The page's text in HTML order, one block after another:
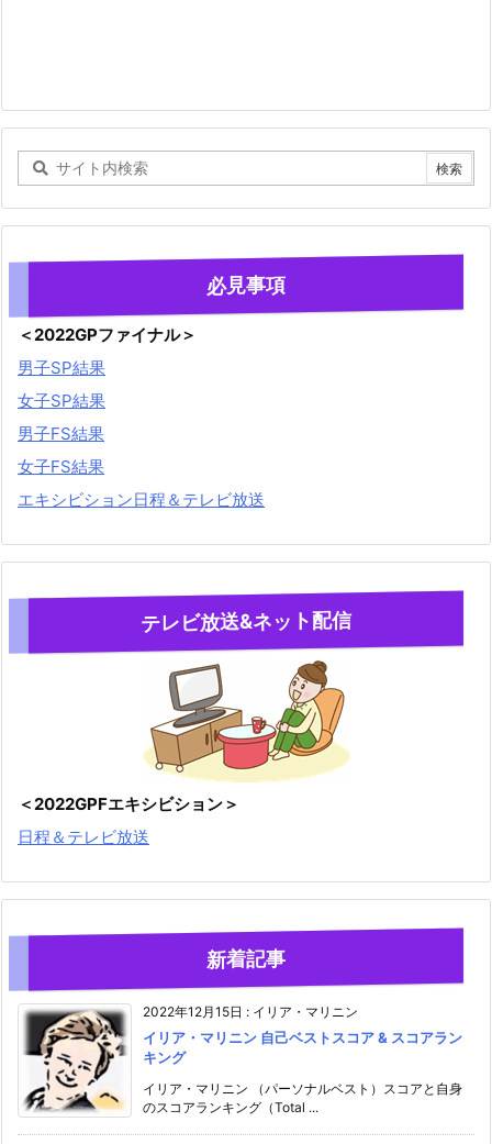
必見事項
＜2022GPファイナル＞
男子SP結果
女子SP結果
男子FS結果
女子FS結果
エキシビション日程＆テレビ放送
テレビ放送&ネット配信
＜2022GPFエキシビション＞
日程＆テレビ放送
新着記事
2022年12月15日 : イリア・マリニン
イリア・マリニン 自己ベストスコア & スコアラン
キング
イリア・マリニン （パーソナルベスト）スコアと自身
のスコアランキング（Total ...